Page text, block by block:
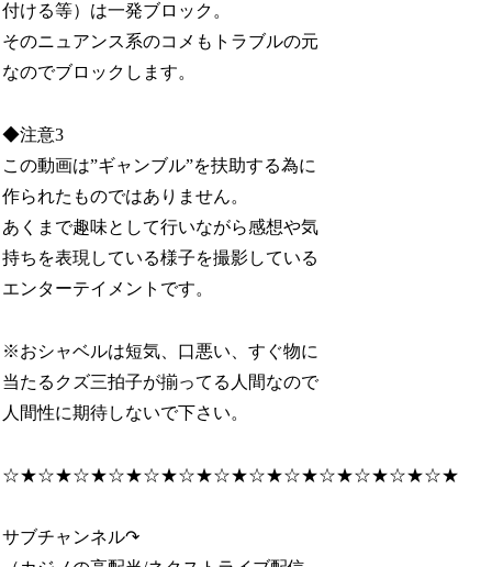
付ける等）は一発ブロック。
そのニュアンス系のコメもトラブルの元
なのでブロックします。
◆注意3
この動画は”ギャンブル”を扶助する為に
作られたものではありません。
あくまで趣味として行いながら感想や気
持ちを表現している様子を撮影している
エンターテイメントです。
※おシャベルは短気、口悪い、すぐ物に
当たるクズ三拍子が揃ってる人間なので
人間性に期待しないで下さい。
☆★☆★☆★☆★☆★☆★☆★☆★☆★☆★☆★☆★☆★
サブチャンネル↷